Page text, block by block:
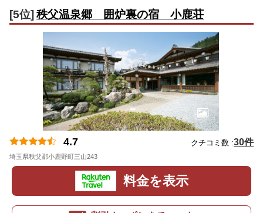
[5位]秩父温泉郷 囲炉裏の宿 小鹿荘
4.7 クチコミ数 :30件
埼玉県秩父郡小鹿野町三山243
料金を表示